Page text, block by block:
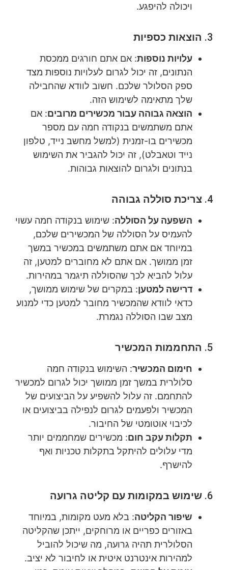
ויכולה להיפגע.
3. הוצאות כספיות
עלויות נוספות: אם אתם חורגים ממכסת
הנתונים, זה יכול לגרום לעלויות נוספות מצד
ספק הסלולר שלכם. חשוב לוודא שהחבילה
שלך מתאימה לשימוש הזה.
הוצאה גבוהה עבור מכשירים מרובים: אם
אתם משתמשים בנקודה חמה עם מספר
מכשירים בו-זמנית (למשל מחשב נייד, טלפון
נייד וטאבלט), זה יכול להגביר את השימוש
בנתונים ולגרום להוצאות גבוהות.
4. צריכת סוללה גבוהה
השפעה על הסוללה: שימוש בנקודה חמה עשוי
להעמיס על הסוללה של המכשירים שלכם,
במיוחד אם אתם משתמשים במכשיר במשך
זמן ממושך. אם אתם לא מחוברים למטען, זה
עלול להביא לכך שהסוללה תיגמר במהירות.
דרישה למטען: במקרים של שימוש ממושך,
כדאי לוודא שהמכשיר מחובר למטען כדי למנוע
מצב שבו הסוללה נגמרת.
5. התחממות המכשיר
חימום המכשיר: השימוש בנקודה חמה
סלולרית במשך זמן ממושך יכול לגרום למכשיר
להתחמם. זה עלול להשפיע על הביצועים של
המכשיר ולפעמים לגרום לנפילה בביצועים או
לכיבוי אוטומטי של החיבור.
תקלות עקב חום: מכשירים שמחממים יותר
מדי עלולים להיתקל בתקלות טכניות ואף
להישרף.
6. שימוש במקומות עם קליטה גרועה
שיפור הקליטה: בלא מעט מקומות, במיוחד
באזורים כפריים או מרוחקים, ייתכן שהקליטה
הסלולרית תהיה גרועה, מה שיכול להוביל
למהירות אינטרנט איטית או לחיבור לא יציב.